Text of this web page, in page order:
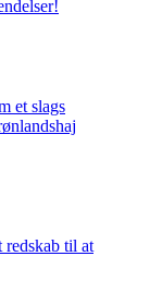
et slags
til at